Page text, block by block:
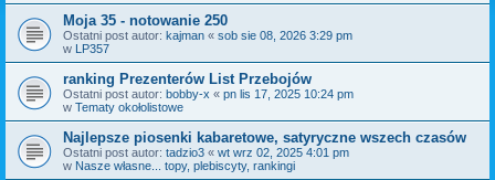
Moja 35 - notowanie 250
Ostatni post autor: kajman « sob sie 08, 2026 3:29 pm
w LP357
ranking Prezenterów List Przebojów
Ostatni post autor: bobby-x « pn lis 17, 2025 10:24 pm
w Tematy okołolistowe
Najlepsze piosenki kabaretowe, satyryczne wszech czasów
Ostatni post autor: tadzio3 « wt wrz 02, 2025 4:01 pm
w Nasze własne... topy, plebiscyty, rankingi